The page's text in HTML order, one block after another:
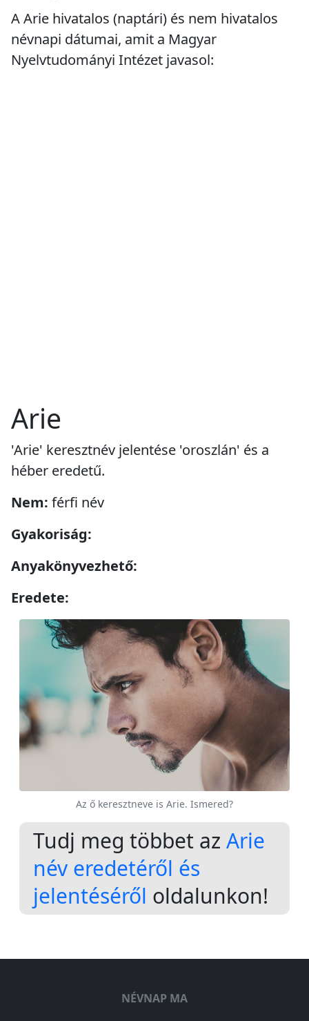
A Arie hivatalos (naptári) és nem hivatalos
névnapi dátumai, amit a Magyar
Nyelvtudományi Intézet javasol:
Arie
'Arie' keresztnév jelentése 'oroszlán' és a
héber eredetű.
Nem: férfi név
Gyakoriság:
Anyakönyvezhető:
Eredete:
Az ő keresztneve is Arie. Ismered?
Tudj meg többet az Arie
név eredetéről és
jelentéséről oldalunkon!
NÉVNAP MA